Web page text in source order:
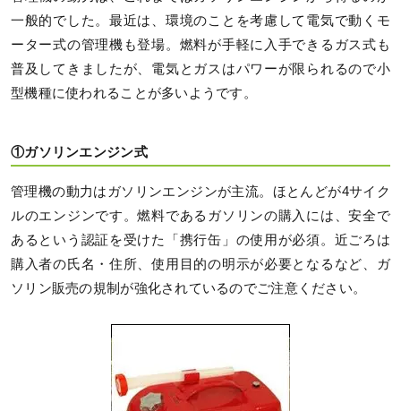
一般的でした。最近は、環境のことを考慮して電気で動くモ
ーター式の管理機も登場。燃料が手軽に入手できるガス式も
普及してきましたが、電気とガスはパワーが限られるので小
型機種に使われることが多いようです。
①ガソリンエンジン式
管理機の動力はガソリンエンジンが主流。ほとんどが4サイク
ルのエンジンです。燃料であるガソリンの購入には、安全で
あるという認証を受けた「携行缶」の使用が必須。近ごろは
購入者の氏名・住所、使用目的の明示が必要となるなど、ガ
ソリン販売の規制が強化されているのでご注意ください。